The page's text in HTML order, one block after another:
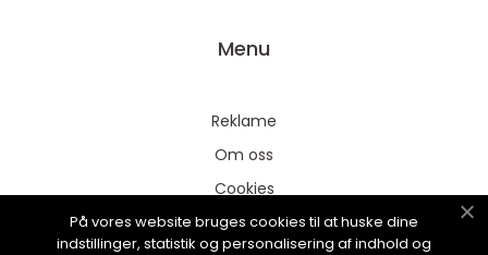
Menu
Reklame
Om oss
Cookies
Kontakt Oss
På vores website bruges cookies til at huske dine
indstillinger, statistik og personalisering af indhold og